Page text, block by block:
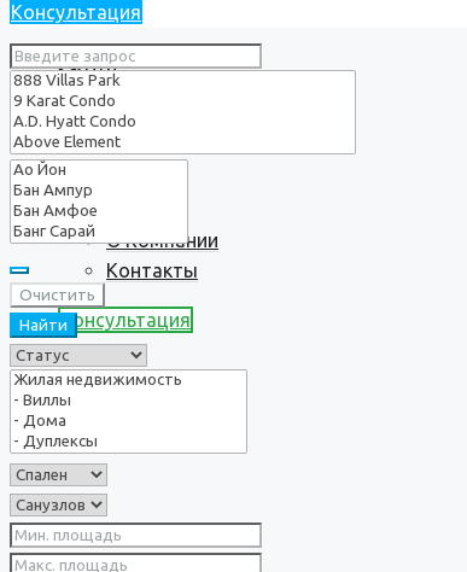
Услуги
О нас
О Компании
Контакты
Консультация
Консультация
Очистить
Найти